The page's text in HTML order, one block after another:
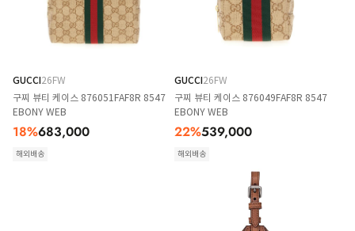
GUCCI26FW
구찌 뷰티 케이스 876051FAF8R 8547
EBONY WEB
18%683,000
해외배송
GUCCI26FW
구찌 뷰티 케이스 876049FAF8R 8547
EBONY WEB
22%539,000
해외배송